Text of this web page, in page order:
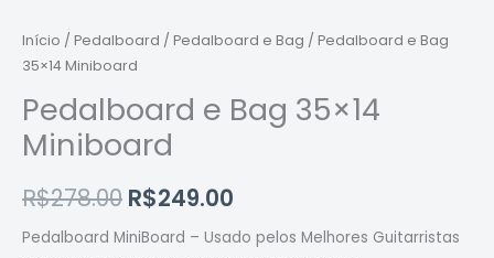
Início / Pedalboard / Pedalboard e Bag / Pedalboard e Bag
35×14 Miniboard
Pedalboard e Bag 35×14
Miniboard
R$278.00
era:
R$278.00.
R$249.00
R$249.00.
Pedalboard MiniBoard – Usado pelos Melhores Guitarristas
Miniboard
quantidade